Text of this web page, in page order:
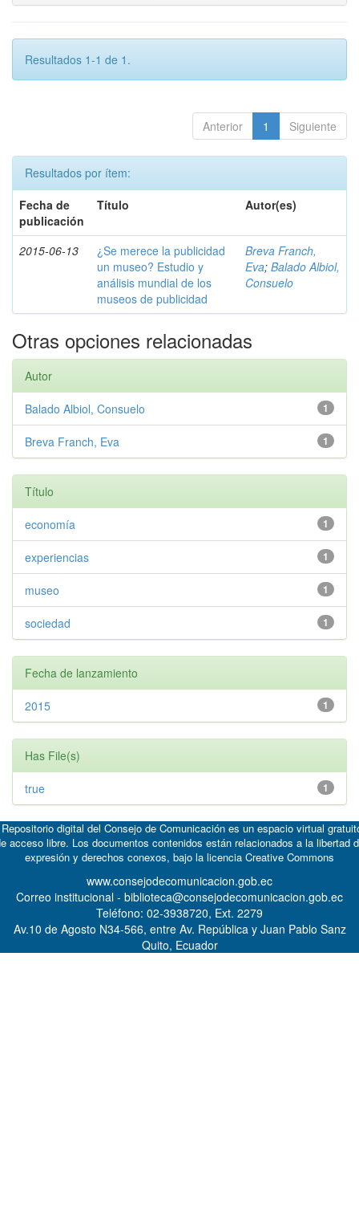
Resultados 1-1 de 1.
Anterior 1 Siguiente
Resultados por ítem:
Fecha de
publicación
Título Autor(es)
2015-06-13
¿Se merece la publicidad
un museo? Estudio y
análisis mundial de los
museos de publicidad
Breva Franch,
Eva; Balado Albiol,
Consuelo
Otras opciones relacionadas
Autor
1
Balado Albiol, Consuelo
1
Breva Franch, Eva
Título
1
economía
1
experiencias
1
museo
1
sociedad
Fecha de lanzamiento
1
2015
Has File(s)
1
true
digital del Consejo de Comunicación es un espacio virtual
acceso libre. Los documentos contenidos están relacionados a la libertad
expresión y derechos conexos, bajo la licencia Creative Commons
www.consejodecomunicacion.gob.ec
Correo institucional - biblioteca@consejodecomunicacion.gob.ec
Teléfono: 02-3938720, Ext. 2279
Av.10 de Agosto N34-566, entre Av. República y Juan Pablo Sanz
Quito, Ecuador